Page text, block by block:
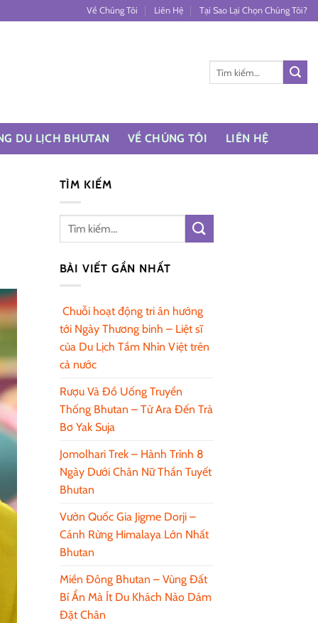
Về Chúng Tôi Liên Hệ Tại Sao Lại Chọn Chúng Tôi?
DU LỊCH BHUTAN VỀ CHÚNG TÔI LIÊN HỆ
TÌM KIẾM
BÀI VIẾT GẦN NHẤT
Chuỗi hoạt động tri ân hướng
tới Ngày Thương binh – Liệt sĩ
của Du Lịch Tầm Nhìn Việt trên
cả nước
Rượu Và Đồ Uống Truyền
Thống Bhutan – Từ Ara Đến Trà
Bơ Yak Suja
Jomolhari Trek – Hành Trình 8
Ngày Dưới Chân Nữ Thần Tuyết
Bhutan
Vườn Quốc Gia Jigme Dorji –
Cánh Rừng Himalaya Lớn Nhất
Bhutan
Miền Đông Bhutan – Vùng Đất
Bí Ẩn Mà Ít Du Khách Nào Dám
Đặt Chân